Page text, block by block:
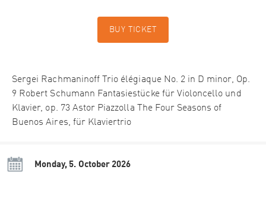
BUY TICKET
Sergei Rachmaninoff Trio élégiaque No. 2 in D minor, Op.
9 Robert Schumann Fantasiestücke für Violoncello und
Klavier, op. 73 Astor Piazzolla The Four Seasons of
Buenos Aires, für Klaviertrio
Monday, 5. October 2026